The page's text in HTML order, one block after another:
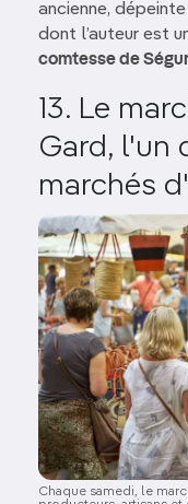
ancienne,
dont l’auteur est
comtesse de
13. Le
Gard, l'un
marchés
Image
Chaque samedi, le